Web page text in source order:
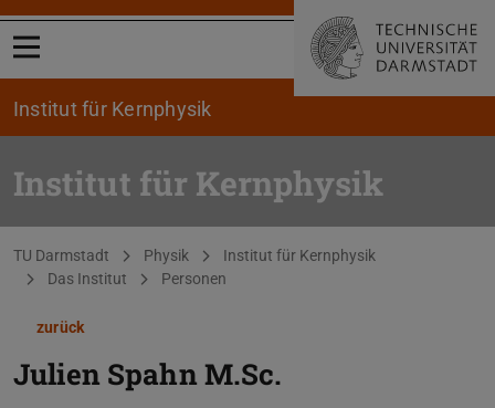
Menü öffnen
Institut für Kernphysik
Institut für Kernphysik
Sie befinden sich hier:
TU Darmstadt Physik
Institut für Kernphysik
Das Institut
Personen
zurück
Julien Spahn M.Sc.